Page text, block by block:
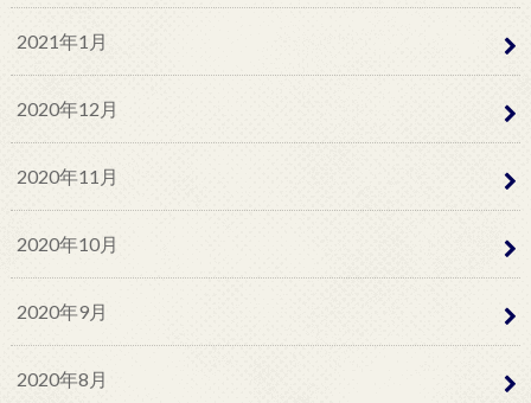
2021年1月
2020年12月
2020年11月
2020年10月
2020年9月
2020年8月